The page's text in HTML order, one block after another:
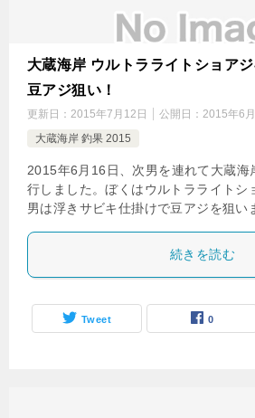
大蔵海岸 ウルトラライトショア
豆アジ狙い！
更新日： 2015年7月12日 公開日： 2015年6
大蔵海岸 釣果 2015
2015年6月16日、次男を連れて大蔵海
行しました。ぼくはウルトラライトシ
男は浮きサビキ仕掛けで豆アジを狙い
続きを読む
Tweet 0